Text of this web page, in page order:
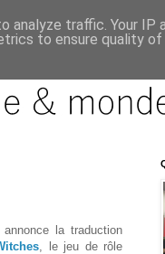
annonce la traduction
, le jeu de rôle
traffic. Your IP
to ensure quality